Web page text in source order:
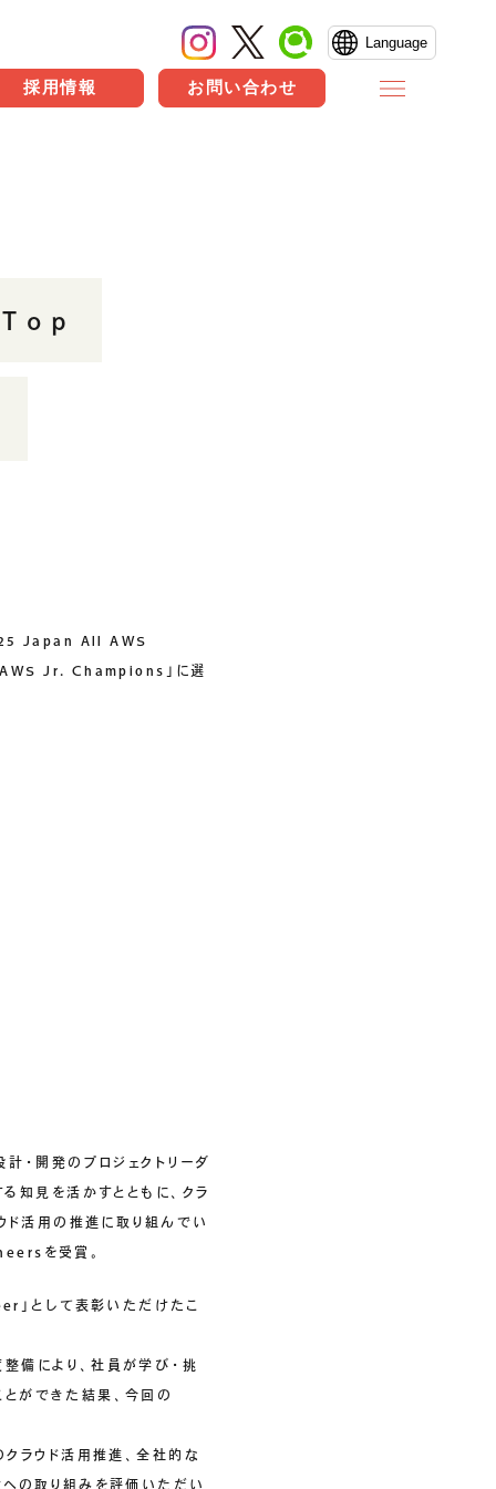
Language
採用情報 お問い合わせ
Japan All AWS
Jr. Champions」に選
・開発のプロジェクトリーダ
知見を活かすとともに、クラ
ド活用の推進に取り組んでい
を受賞。
として表彰いただけたこ
備により、社員が学び・挑
ができた結果、今回の
ラウド活用推進、全社的な
への取り組みを評価いただい